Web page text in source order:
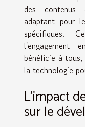
des contenus
adaptant pour
spécifiques.
l'engagement
bénéficie à
la technologie
L'impact
sur le